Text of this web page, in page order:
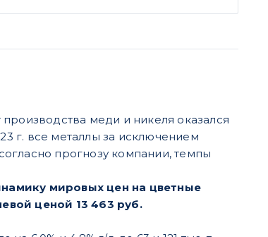
меди и никеля оказался
г. все металлы за исключением
прогнозу компании, темпы
мировых цен на цветные
ценой 13 463 руб.